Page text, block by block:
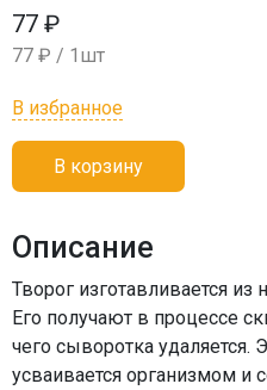
77 ₽
77 ₽ / 1шт
В избранное
В корзину
Описание
Творог изготавливается
Его получают в процессе
чего сыворотка удаляется.
усваивается организмом и